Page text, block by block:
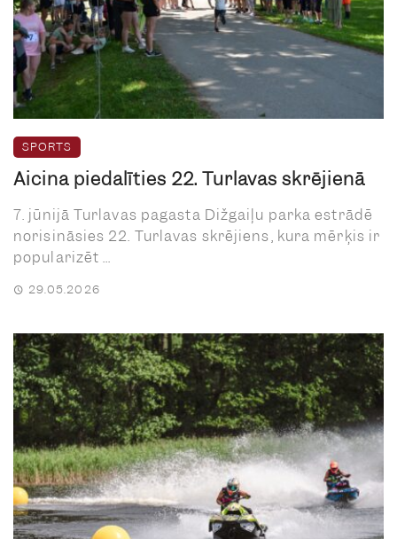
SPORTS
Aicina piedalīties 22. Turlavas skrējienā
7. jūnijā Turlavas pagasta Dižgaiļu parka estrādē
norisināsies 22. Turlavas skrējiens, kura mērķis ir
popularizēt ...
29.05.2026